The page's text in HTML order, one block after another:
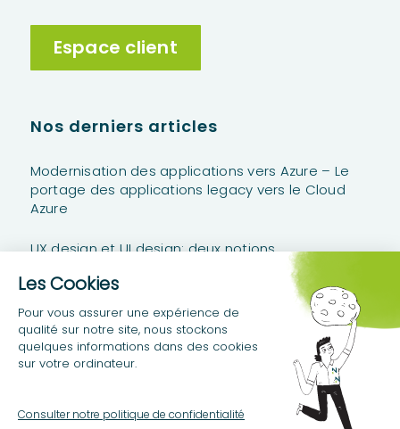
Espace client
Nos derniers articles
Modernisation des applications vers Azure – Le
portage des applications legacy vers le Cloud
Azure
UX design et UI design: deux notions
Power Platform Stories #2 – Anatomie d’un Projet
Power Platform